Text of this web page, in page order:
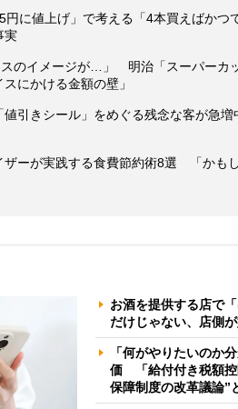
円に値上げ」で考える「4本買えばか
実
スのイメージが…」 明治「スーパーカ
にかける金額の壁」
値引きシール」をめぐる残念な客が急
ザーが実践する食費節約術8選 「かも
お酒を提供する店で
だけじゃない、店側
「何がやりたいのか
価 「給付付き税額控
保障制度の改革議論”